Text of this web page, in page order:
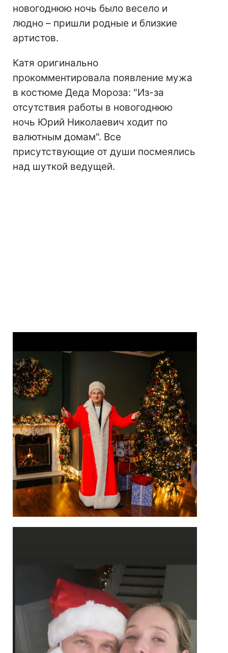
новогоднюю ночь было весело и
людно – пришли родные и близкие
артистов.
Катя оригинально
прокомментировала появление мужа
в костюме Деда Мороза: "Из-за
отсутствия работы в новогоднюю
ночь Юрий Николаевич ходит по
валютным домам". Все
присутствующие от души посмеялись
над шуткой ведущей.